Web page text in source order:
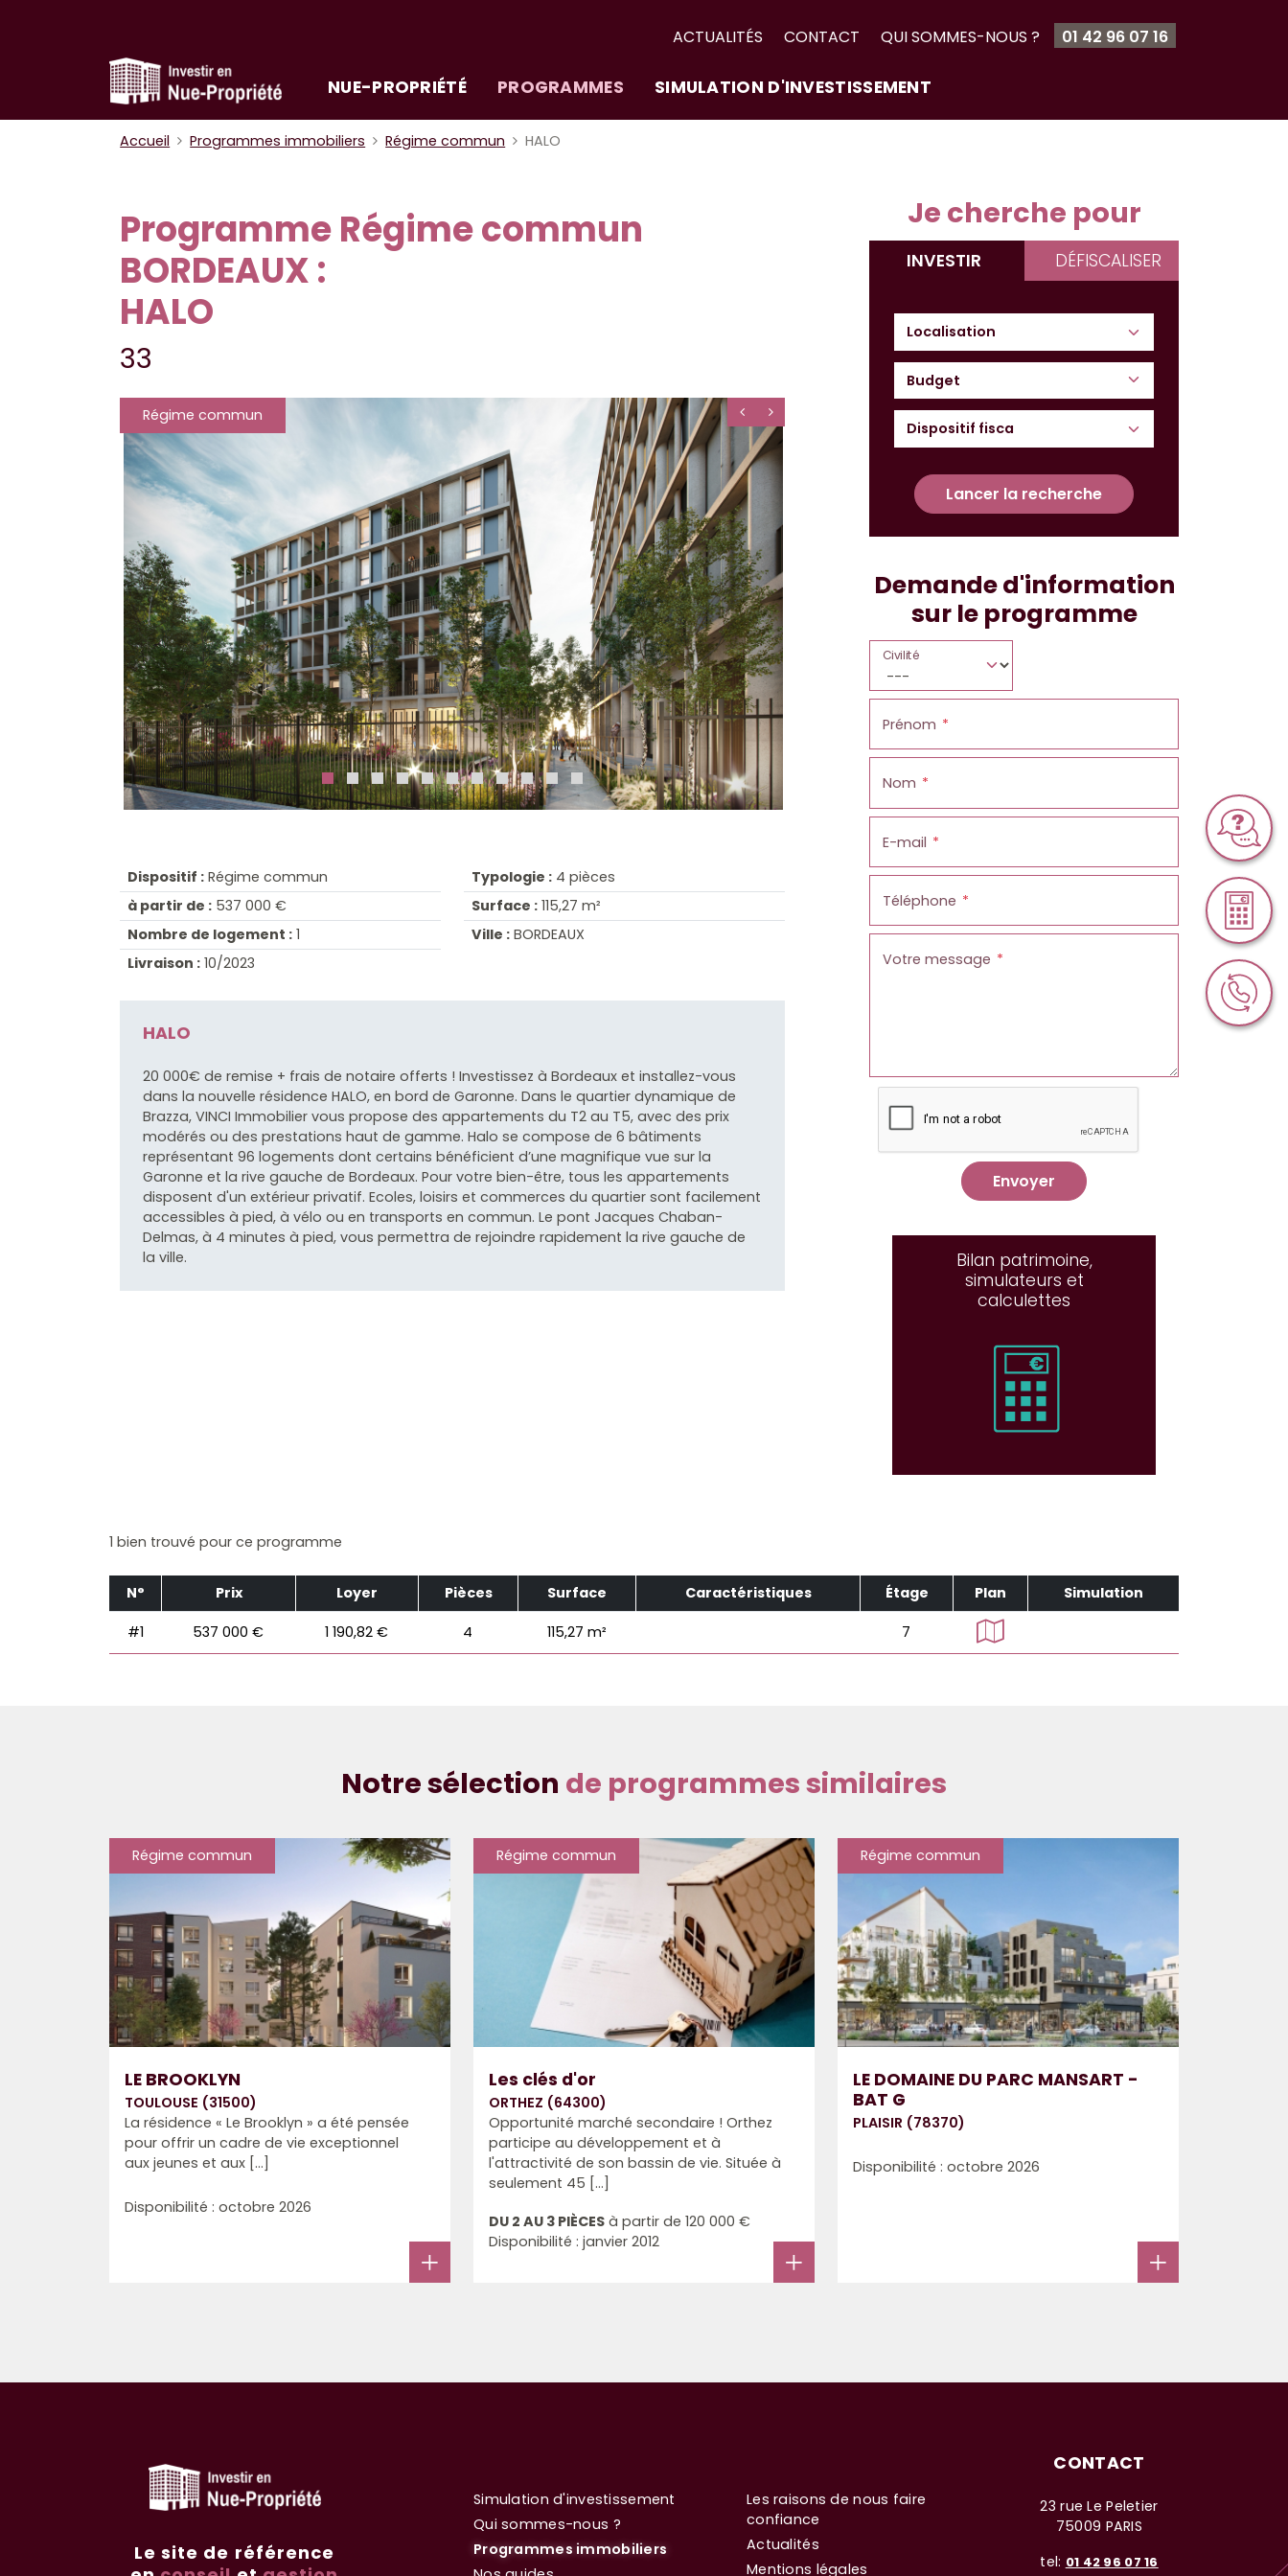
ACTUALITÉS CONTACT QUI SOMMES-NOUS ? 01 42 96 07 16
NUE-PROPRIÉTÉ PROGRAMMES SIMULATION D'INVESTISSEMENT
Accueil Programmes immobiliers Régime commun HALO
Programme Régime commun
BORDEAUX :
HALO
33
Régime commun
Dispositif : Régime commun
à partir de : 537 000 €
Nombre de logement : 1
Livraison : 10/2023
Typologie : 4 pièces
Surface : 115,27 m²
Ville : BORDEAUX
HALO
20 000€ de remise + frais de notaire offerts ! Investissez à Bordeaux et installez-vous
dans la nouvelle résidence HALO, en bord de Garonne. Dans le quartier dynamique de
Brazza, VINCI Immobilier vous propose des appartements du T2 au T5, avec des prix
modérés ou des prestations haut de gamme. Halo se compose de 6 bâtiments
représentant 96 logements dont certains bénéficient d’une magnifique vue sur la
Garonne et la rive gauche de Bordeaux. Pour votre bien-être, tous les appartements
disposent d'un extérieur privatif. Ecoles, loisirs et commerces du quartier sont facilement
accessibles à pied, à vélo ou en transports en commun. Le pont Jacques Chaban-
Delmas, à 4 minutes à pied, vous permettra de rejoindre rapidement la rive gauche de
la ville.
Je cherche pour
INVESTIR DÉFISCALISER
Budget
Lancer la recherche
Demande d'information
sur le programme
Civilité
Prénom
Nom
E-mail
Téléphone
Votre message
Envoyer
Bilan patrimoine,
simulateurs et
calculettes
1 bien trouvé pour ce programme
N° Prix Loyer Pièces Surface Caractéristiques Étage Plan Simulation
#1 537 000 € 1 190,82 € 4 115,27 m² 7
Notre sélection de programmes similaires
Régime commun
LE BROOKLYN
TOULOUSE (31500)
La résidence « Le Brooklyn » a été pensée
pour offrir un cadre de vie exceptionnel
aux jeunes et aux [...]
Disponibilité : octobre 2026
Régime commun
Les clés d'or
ORTHEZ (64300)
Opportunité marché secondaire ! Orthez
participe au développement et à
l'attractivité de son bassin de vie. Située à
seulement 45 [...]
DU 2 AU 3 PIÈCES à partir de 120 000 €
Disponibilité : janvier 2012
Régime commun
LE DOMAINE DU PARC MANSART -
BAT G
PLAISIR (78370)
Disponibilité : octobre 2026
Le site de référence
Simulation d'investissement
Qui sommes-nous ?
Programmes immobiliers
Les raisons de nous faire
confiance
Actualités
Mentions légales
CONTACT
23 rue Le Peletier
75009 PARIS
tel: 01 42 96 07 16